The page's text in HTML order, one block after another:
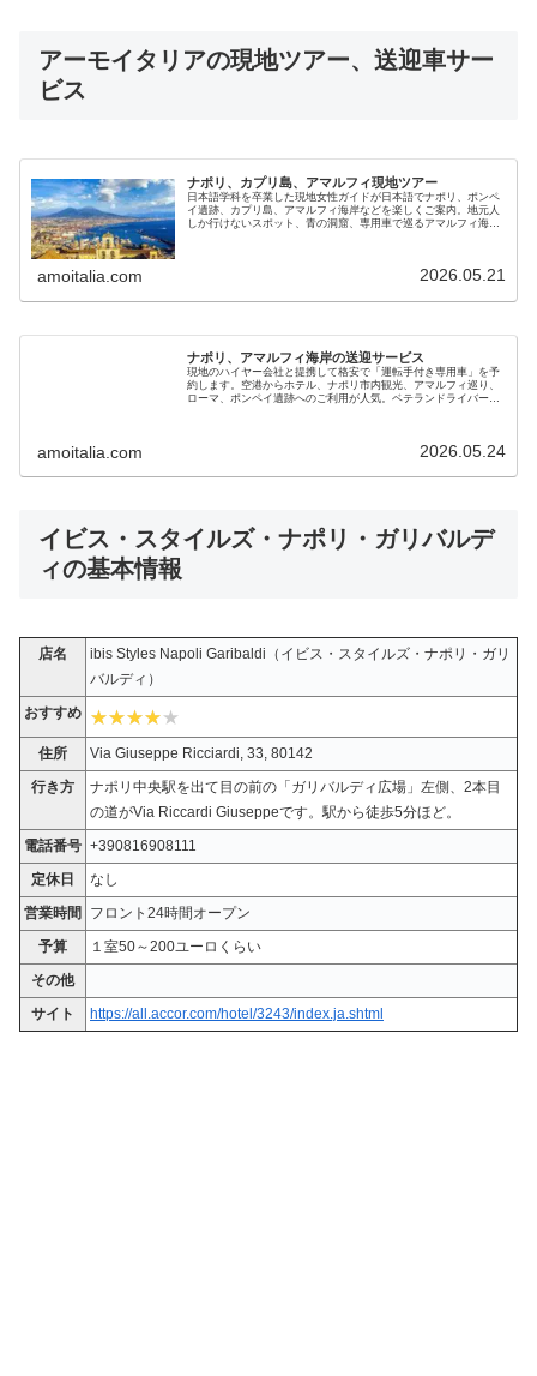
アーモイタリアの現地ツアー、送迎車サー
ビス
ナポリ、カプリ島、アマルフィ現地ツアー
日本語学科を卒業した現地女性ガイドが日本語でナポリ、ポンペ
イ遺跡、カプリ島、アマルフィ海岸などを楽しくご案内。地元人
しか行けないスポット、青の洞窟、専用車で巡るアマルフィ海岸
amoitalia.com 2026.05.21
ナポリ、アマルフィ海岸の送迎サービス
現地のハイヤー会社と提携して格安で「運転手付き専用車」を予
約します。空港からホテル、ナポリ市内観光、アマルフィ巡り、
ローマ、ポンペイ遺跡へのご利用が人気。ベテランドライバーで
amoitalia.com 2026.05.24
イビス・スタイルズ・ナポリ・ガリバルデ
ィの基本情報
店名
ibis Styles Napoli Garibaldi（イビス・スタイルズ・ナポリ・ガリ
バルディ）
おすすめ
住所
Via Giuseppe Ricciardi, 33, 80142
行き方
ナポリ中央駅を出て目の前の「ガリバルディ広場」左側、2本目
の道がVia Riccardi Giuseppeです。駅から徒歩5分ほど。
電話番号 +390816908111
定休日
なし
営業時間
フロント24時間オープン
予算
１室50～200ユーロくらい
その他
サイト
https://all.accor.com/hotel/3243/index.ja.shtml